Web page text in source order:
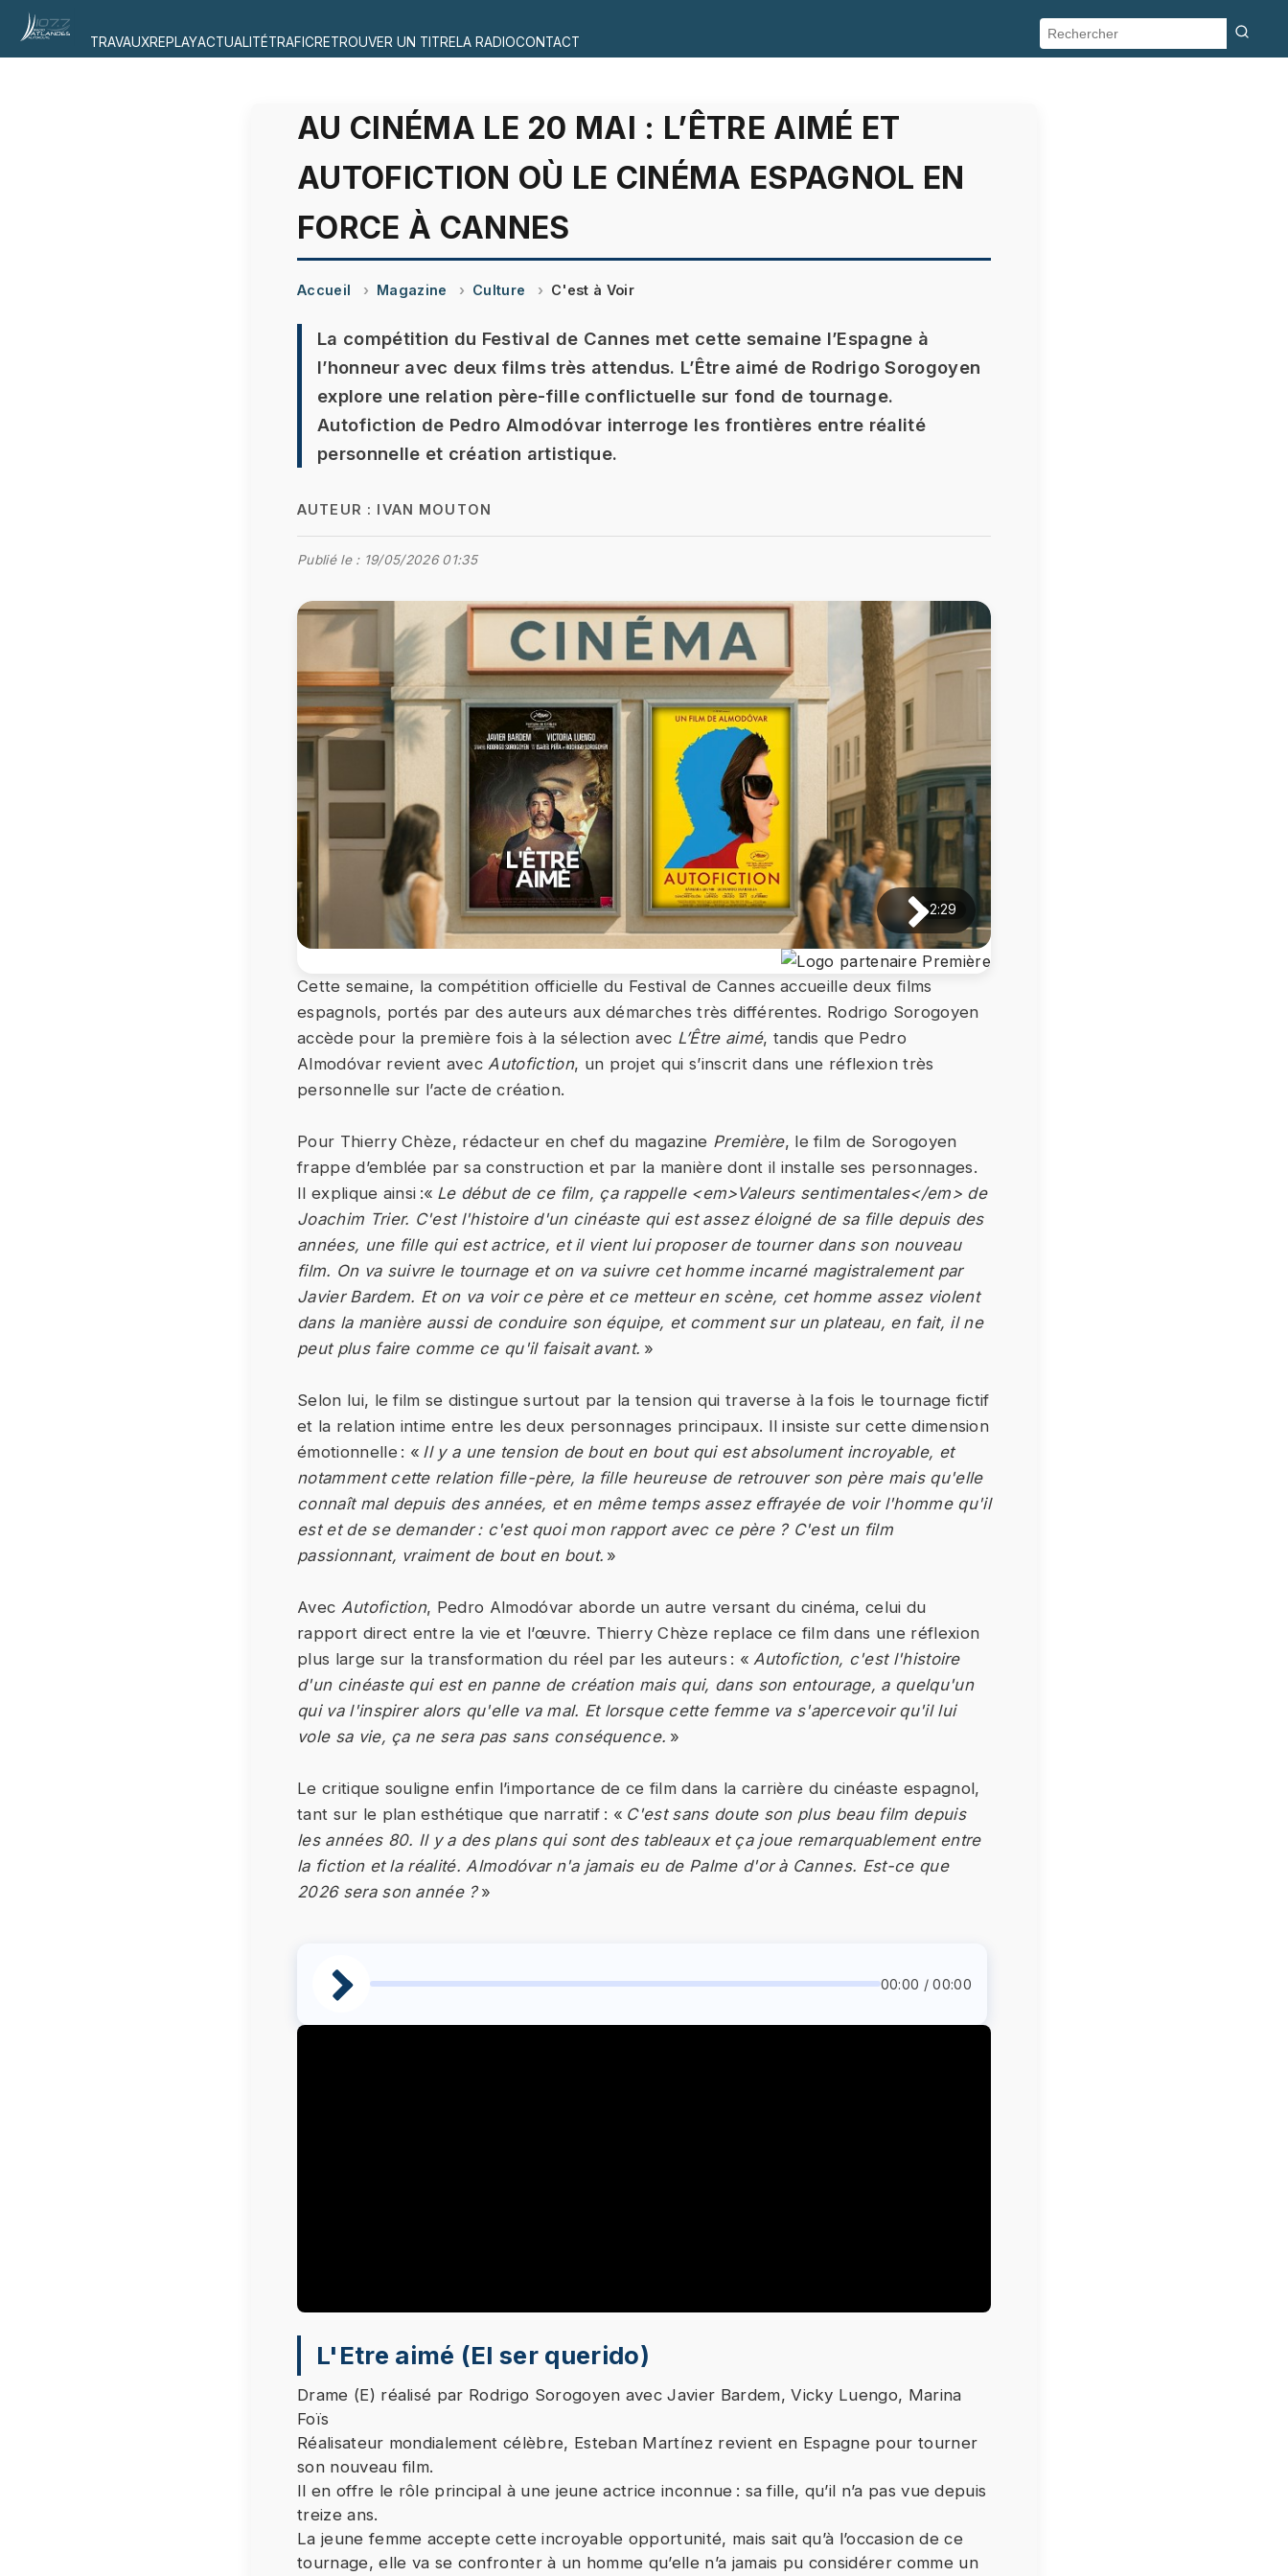
TRAVAUXREPLAYACTUALITÉTRAFICRETROUVER UN TITRELA RADIOCONTACT
AU CINÉMA LE 20 MAI : L’ÊTRE AIMÉ ET
AUTOFICTION OÙ LE CINÉMA ESPAGNOL EN
FORCE À CANNES
Accueil Magazine Culture C'est à Voir
La compétition du Festival de Cannes met cette semaine l’Espagne à
l’honneur avec deux films très attendus. L’Être aimé de Rodrigo Sorogoyen
explore une relation père-fille conflictuelle sur fond de tournage.
Autofiction de Pedro Almodóvar interroge les frontières entre réalité
personnelle et création artistique.
AUTEUR : IVAN MOUTON
Publié le : 19/05/2026 01:35
2:29
Cette semaine, la compétition officielle du Festival de Cannes accueille deux films
espagnols, portés par des auteurs aux démarches très différentes. Rodrigo Sorogoyen
accède pour la première fois à la sélection avec L’Être aimé, tandis que Pedro
Almodóvar revient avec Autofiction, un projet qui s’inscrit dans une réflexion très
personnelle sur l’acte de création.
Pour Thierry Chèze, rédacteur en chef du magazine Première, le film de Sorogoyen
frappe d’emblée par sa construction et par la manière dont il installe ses personnages.
Il explique ainsi :« Le début de ce film, ça rappelle <em>Valeurs sentimentales</em> de
Joachim Trier. C'est l'histoire d'un cinéaste qui est assez éloigné de sa fille depuis des
années, une fille qui est actrice, et il vient lui proposer de tourner dans son nouveau
film. On va suivre le tournage et on va suivre cet homme incarné magistralement par
Javier Bardem. Et on va voir ce père et ce metteur en scène, cet homme assez violent
dans la manière aussi de conduire son équipe, et comment sur un plateau, en fait, il ne
peut plus faire comme ce qu'il faisait avant. »
Selon lui, le film se distingue surtout par la tension qui traverse à la fois le tournage fictif
et la relation intime entre les deux personnages principaux. Il insiste sur cette dimension
émotionnelle : « Il y a une tension de bout en bout qui est absolument incroyable, et
notamment cette relation fille-père, la fille heureuse de retrouver son père mais qu'elle
connaît mal depuis des années, et en même temps assez effrayée de voir l'homme qu'il
est et de se demander : c'est quoi mon rapport avec ce père ? C'est un film
passionnant, vraiment de bout en bout. »
Avec Autofiction, Pedro Almodóvar aborde un autre versant du cinéma, celui du
rapport direct entre la vie et l’œuvre. Thierry Chèze replace ce film dans une réflexion
plus large sur la transformation du réel par les auteurs : « Autofiction, c'est l'histoire
d'un cinéaste qui est en panne de création mais qui, dans son entourage, a quelqu'un
qui va l'inspirer alors qu'elle va mal. Et lorsque cette femme va s'apercevoir qu'il lui
vole sa vie, ça ne sera pas sans conséquence. »
Le critique souligne enfin l’importance de ce film dans la carrière du cinéaste espagnol,
tant sur le plan esthétique que narratif : « C'est sans doute son plus beau film depuis
les années 80. Il y a des plans qui sont des tableaux et ça joue remarquablement entre
la fiction et la réalité. Almodóvar n'a jamais eu de Palme d'or à Cannes. Est-ce que
2026 sera son année ?»
00:00 / 00:00
Le visionnage de cette vidéo peut entraîner le placement de cookies par le
fournisseur de la plateforme vidéo vers laquelle vous serez redirigé(e).
Étant donné votre refus du dépôt de cookies que vous avez exprimé, afin
vous souhaitez continuer et lire la vidéo, vous devez nous donner votre
consentement en cliquant sur le bouton ci-dessous.
L'Etre aimé (El ser querido)
Drame (E) réalisé par Rodrigo Sorogoyen avec Javier Bardem, Vicky Luengo, Marina
Foïs
Réalisateur mondialement célèbre, Esteban Martínez revient en Espagne pour tourner
son nouveau film.
Il en offre le rôle principal à une jeune actrice inconnue : sa fille, qu’il n’a pas vue depuis
treize ans.
La jeune femme accepte cette incroyable opportunité, mais sait qu’à l’occasion de ce
tournage, elle va se confronter à un homme qu’elle n’a jamais pu considérer comme un